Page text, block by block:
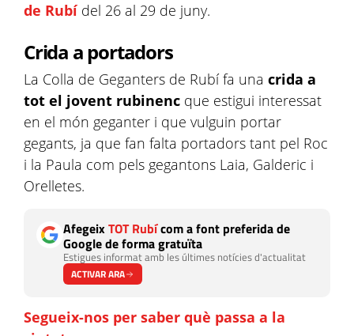
de Rubídel 26 al 29 de juny.
Crida a portadors
La Colla de Geganters de Rubí fa una crida a
tot el jovent rubinenc que estigui interessat
en el món geganter i que vulguin portar
gegants, ja que fan falta portadors tant pel Roc
i la Paula com pels gegantons Laia, Galderic i
Orelletes.
AfegeixTOT Rubícom a font preferida de
Google de forma gratuïta
Estigues informat amb les últimes notícies d'actualitat
ACTIVAR ARA
Segueix-nos per saber què passa a la